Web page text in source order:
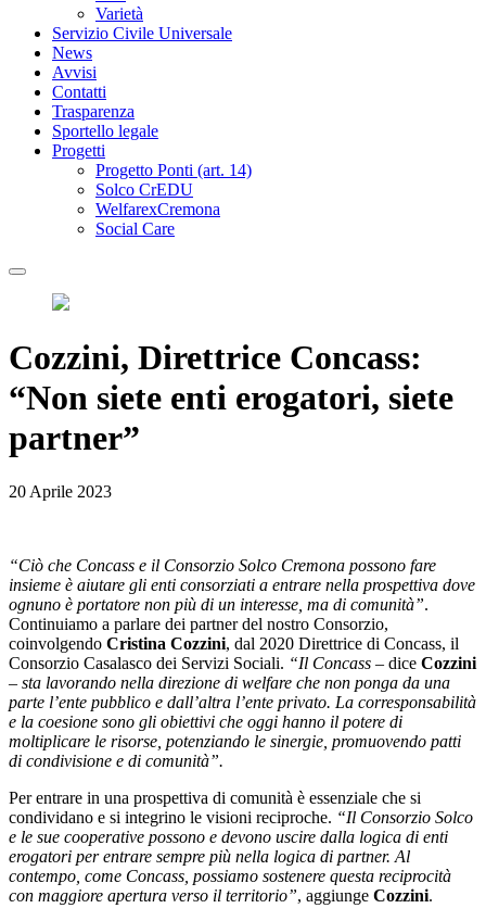
Varietà
Servizio Civile Universale
News
Avvisi
Contatti
Trasparenza
Sportello legale
Progetti
Progetto Ponti (art. 14)
Solco CrEDU
WelfarexCremona
Social Care
Cozzini, Direttrice Concass:
“Non siete enti erogatori, siete
partner”
20 Aprile 2023
“Ciò che Concass e il Consorzio Solco Cremona possono fare
insieme è aiutare gli enti consorziati a entrare nella prospettiva dove
ognuno è portatore non più di un interesse, ma di comunità”.
Continuiamo a parlare dei partner del nostro Consorzio,
coinvolgendo Cristina Cozzini, dal 2020 Direttrice di Concass, il
Consorzio Casalasco dei Servizi Sociali. “Il Concass – dice Cozzini
– sta lavorando nella direzione di welfare che non ponga da una
parte l’ente pubblico e dall’altra l’ente privato. La corresponsabilità
e la coesione sono gli obiettivi che oggi hanno il potere di
moltiplicare le risorse, potenziando le sinergie, promuovendo patti
di condivisione e di comunità”.
Per entrare in una prospettiva di comunità è essenziale che si
condividano e si integrino le visioni reciproche. “Il Consorzio Solco
e le sue cooperative possono e devono uscire dalla logica di enti
erogatori per entrare sempre più nella logica di partner. Al
contempo, come Concass, possiamo sostenere questa reciprocità
con maggiore apertura verso il territorio”, aggiunge Cozzini.